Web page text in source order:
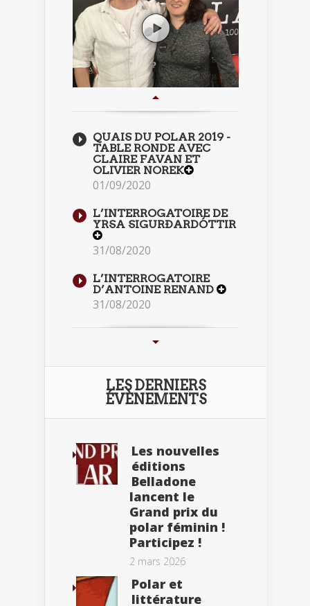
QUAIS DU POLAR 2019 -
TABLE RONDE AVEC
CLAIRE FAVAN ET
OLIVIER NOREK
01/09/2020
L’INTERROGATOIRE DE
YRSA SIGURÐARDÓTTIR
31/08/2020
L’INTERROGATOIRE
D’ANTOINE RENAND
31/08/2020
LES DERNIERS
ÉVÈNEMENTS
Les nouvelles
éditions
Belladone
lancent le
Grand prix du
polar féminin !
Participez !
2 mars 2026
Polar et
littérature